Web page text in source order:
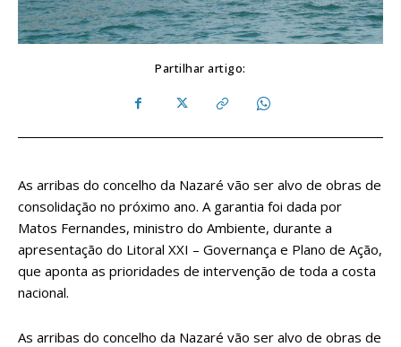
Partilhar artigo:
As arribas do concelho da Nazaré vão ser alvo de obras de
consolidação no próximo ano. A garantia foi dada por
Matos Fernandes, ministro do Ambiente, durante a
apresentação do Litoral XXI – Governança e Plano de Ação,
que aponta as prioridades de intervenção de toda a costa
nacional.
As arribas do concelho da Nazaré vão ser alvo de obras de